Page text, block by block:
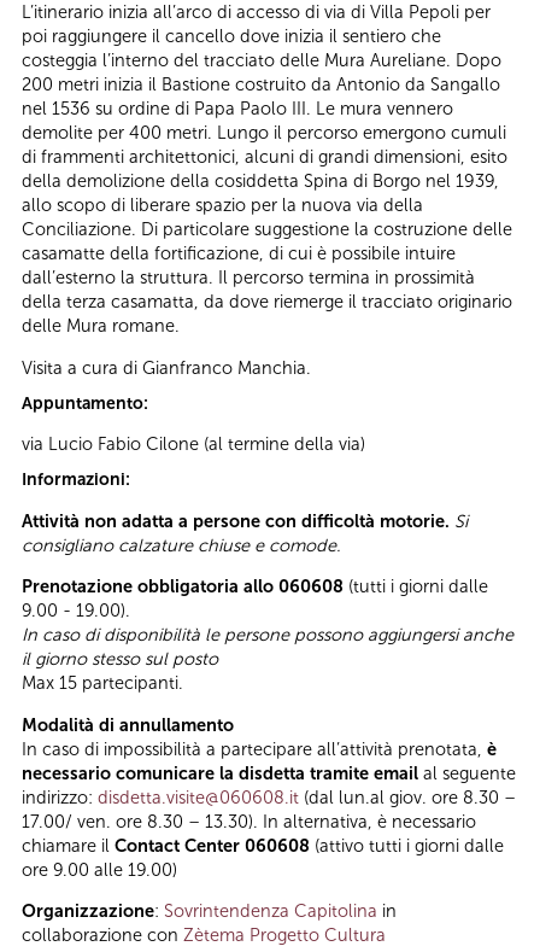
L’itinerario inizia all’arco di accesso di via di Villa Pepoli per
poi raggiungere il cancello dove inizia il sentiero che
costeggia l’interno del tracciato delle Mura Aureliane. Dopo
200 metri inizia il Bastione costruito da Antonio da Sangallo
nel 1536 su ordine di Papa Paolo III. Le mura vennero
demolite per 400 metri. Lungo il percorso emergono cumuli
di frammenti architettonici, alcuni di grandi dimensioni, esito
della demolizione della cosiddetta Spina di Borgo nel 1939,
allo scopo di liberare spazio per la nuova via della
Conciliazione. Di particolare suggestione la costruzione delle
casamatte della fortificazione, di cui è possibile intuire
dall’esterno la struttura. Il percorso termina in prossimità
della terza casamatta, da dove riemerge il tracciato originario
delle Mura romane.
Visita a cura di Gianfranco Manchia.
Appuntamento:
via Lucio Fabio Cilone (al termine della via)
Informazioni:
Attività non adatta a persone con difficoltà motorie. Si
consigliano calzature chiuse e comode.
Prenotazione obbligatoria allo 060608 (tutti i giorni dalle
9.00 - 19.00).
In caso di disponibilità le persone possono aggiungersi anche
il giorno stesso sul posto
Max 15 partecipanti.
Modalità di annullamento
In caso di impossibilità a partecipare all’attività prenotata, è
necessario comunicare la disdetta tramite email al seguente
indirizzo: disdetta.visite@060608.it (dal lun.al giov. ore 8.30 –
17.00/ ven. ore 8.30 – 13.30). In alternativa, è necessario
chiamare il Contact Center 060608 (attivo tutti i giorni dalle
ore 9.00 alle 19.00)
Organizzazione: Sovrintendenza Capitolina in
collaborazione con Zètema Progetto Cultura